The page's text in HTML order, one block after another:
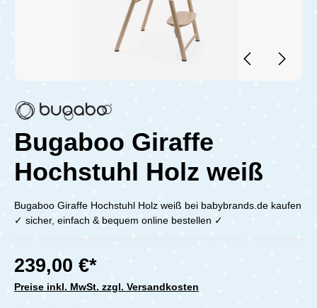
Bugaboo Giraffe
Hochstuhl Holz weiß
Bugaboo Giraffe Hochstuhl Holz weiß bei babybrands.de kaufen
✓ sicher, einfach & bequem online bestellen ✓
239,00 €*
Preise inkl. MwSt. zzgl. Versandkosten